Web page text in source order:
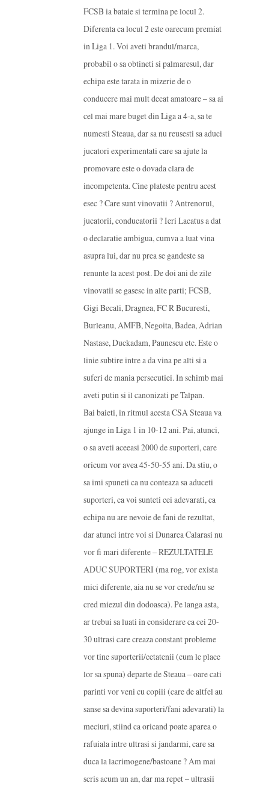
FCSB ia bataie si termina pe locul 2.
Diferenta ca locul 2 este oarecum premiat
in Liga 1. Voi aveti brandul/marca,
probabil o sa obtineti si palmaresul, dar
echipa este tarata in mizerie de o
conducere mai mult decat amatoare – sa ai
cel mai mare buget din Liga a 4-a, sa te
numesti Steaua, dar sa nu reusesti sa aduci
jucatori experimentati care sa ajute la
promovare este o dovada clara de
incompetenta. Cine plateste pentru acest
esec ? Care sunt vinovatii ? Antrenorul,
jucatorii, conducatorii ? Ieri Lacatus a dat
o declaratie ambigua, cumva a luat vina
asupra lui, dar nu prea se gandeste sa
renunte la acest post. De doi ani de zile
vinovatii se gasesc in alte parti; FCSB,
Gigi Becali, Dragnea, FC R Bucuresti,
Burleanu, AMFB, Negoita, Badea, Adrian
Nastase, Duckadam, Paunescu etc. Este o
linie subtire intre a da vina pe alti si a
suferi de mania persecutiei. In schimb mai
aveti putin si il canonizati pe Talpan.
Bai baieti, in ritmul acesta CSA Steaua va
ajunge in Liga 1 in 10-12 ani. Pai, atunci,
o sa aveti aceeasi 2000 de suporteri, care
oricum vor avea 45-50-55 ani. Da stiu, o
sa imi spuneti ca nu conteaza sa aduceti
suporteri, ca voi sunteti cei adevarati, ca
echipa nu are nevoie de fani de rezultat,
dar atunci intre voi si Dunarea Calarasi nu
vor fi mari diferente – REZULTATELE
ADUC SUPORTERI (ma rog, vor exista
mici diferente, aia nu se vor crede/nu se
cred miezul din dodoasca). Pe langa asta,
ar trebui sa luati in considerare ca cei 20-
30 ultrasi care creaza constant probleme
vor tine suporterii/cetatenii (cum le place
lor sa spuna) departe de Steaua – oare cati
parinti vor veni cu copiii (care de altfel au
sanse sa devina suporteri/fani adevarati) la
meciuri, stiind ca oricand poate aparea o
rafuiala intre ultrasi si jandarmi, care sa
duca la lacrimogene/bastoane ? Am mai
scris acum un an, dar ma repet – ultrasii